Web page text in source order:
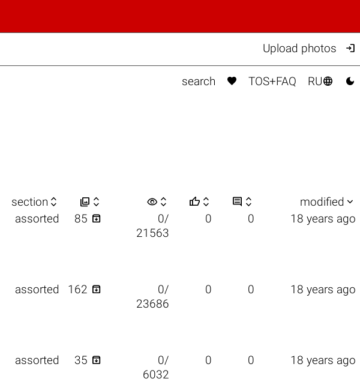
Upload photos 
search  TOS+FAQ RU 
section    visibility      modified 
assorted 85 
0/
21563
0 0 18 years ago
assorted 162 
0/
23686
0 0 18 years ago
assorted 35 
0/
6032
0 0 18 years ago